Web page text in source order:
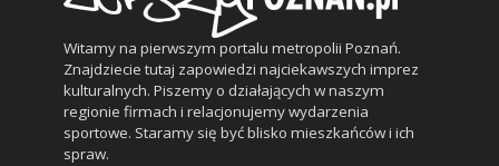
Witamy na pierwszym portalu metropolii Poznań.
Znajdziecie tutaj zapowiedzi najciekawszych imprez
kulturalnych. Piszemy o działających w naszym
regionie firmach i relacjonujemy wydarzenia
sportowe. Staramy się być blisko mieszkańców i ich
spraw.